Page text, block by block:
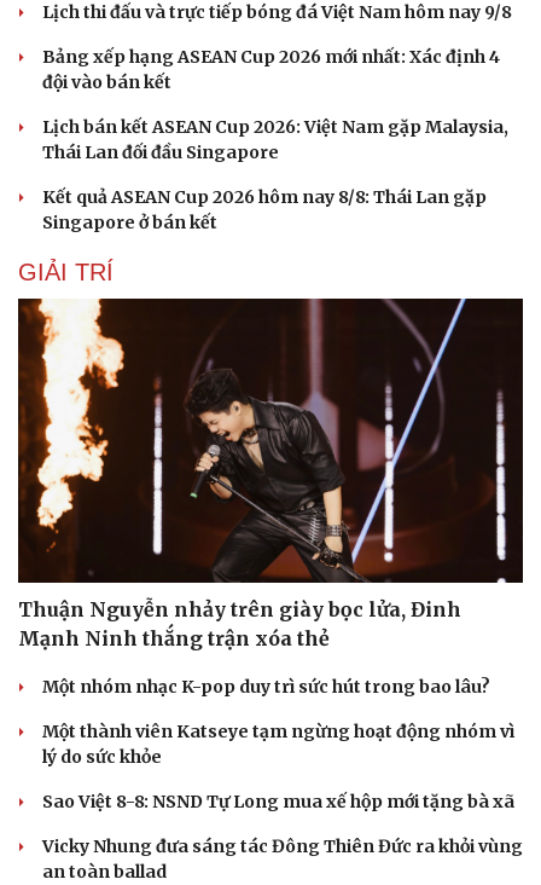
Sức khỏe
Dinh dưỡng - món ngon
Cây thuốc
Nhi khoa
Nam khoa
Phòng mạch online
Ăn sạch sống khỏe
Nhà đẹp
Lịch thi đấu và trực tiếp bóng đá Việt Nam hôm nay 9/8
Bảng xếp hạng ASEAN Cup 2026 mới nhất: Xác định 4
đội vào bán kết
Lịch bán kết ASEAN Cup 2026: Việt Nam gặp Malaysia,
Thái Lan đối đầu Singapore
Kết quả ASEAN Cup 2026 hôm nay 8/8: Thái Lan gặp
Singapore ở bán kết
GIẢI TRÍ
Thuận Nguyễn nhảy trên giày bọc lửa, Đinh
Mạnh Ninh thắng trận xóa thẻ
Một nhóm nhạc K-pop duy trì sức hút trong bao lâu?
Một thành viên Katseye tạm ngừng hoạt động nhóm vì
lý do sức khỏe
Sao Việt 8-8: NSND Tự Long mua xế hộp mới tặng bà xã
Vicky Nhung đưa sáng tác Đông Thiên Đức ra khỏi vùng
an toàn ballad